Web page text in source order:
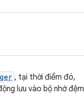
, tại thời điểm đó,
lưu vào bộ nhớ đệm